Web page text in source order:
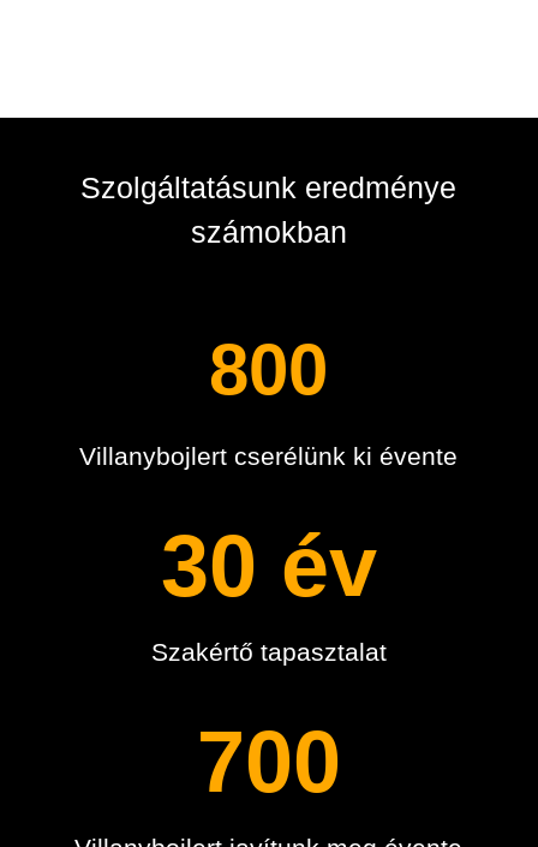
Szolgáltatásunk eredménye
számokban
800
Villanybojlert cserélünk ki évente
30 év
Szakértő tapasztalat
700